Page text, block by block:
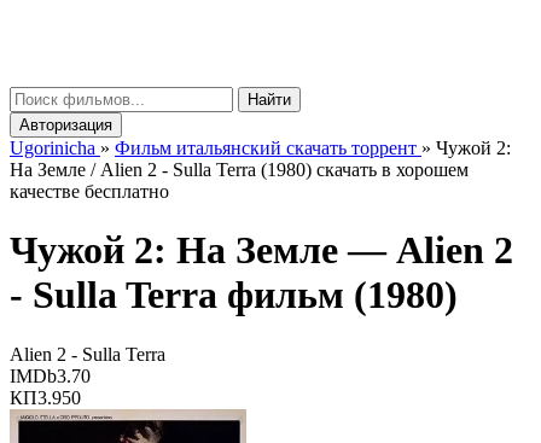
Найти
Авторизация
Ugorinicha » Фильм итальянский скачать торрент » Чужой 2:
На Земле / Alien 2 - Sulla Terra (1980) скачать в хорошем
качестве бесплатно
Чужой 2: На Земле —Alien 2
- Sulla Terra фильм (1980)
Alien 2 - Sulla Terra
IMDb3.70
КП3.950